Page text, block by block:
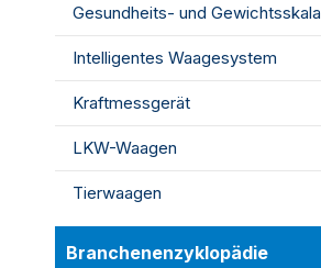
Gesundheits- und Gewichtsskala
Intelligentes Waagesystem
Kraftmessgerät
LKW-Waagen
Tierwaagen
Branchenenzyklopädie